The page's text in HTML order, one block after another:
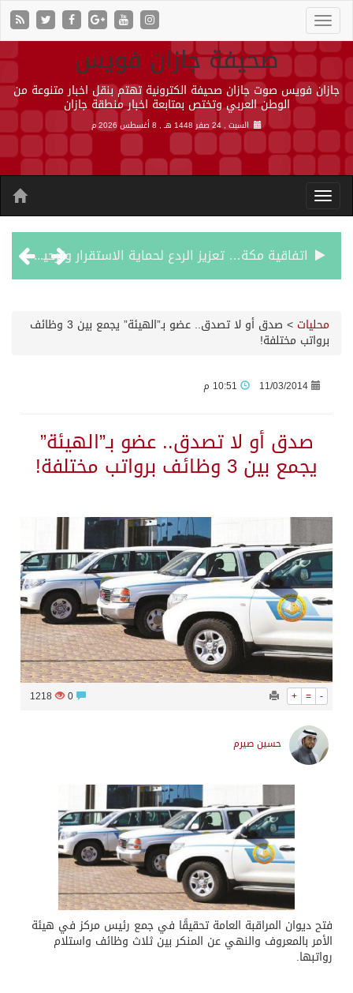
صحيفة جازان فويس
جازان فويس صوت جازان صحيفة الكترونية تهتم بنقل اخبار متنوعة من
الوطن العربي وتختص بمتابعة اخبار منطقة جازان
السبت , 24 صفر 1448 هـ , 8 أغسطس 2026 م
اتفاقية مكة… تعزيز الردع لحماية الاستقرار وترحيب اقليمي ودولي بها
حالة الطقس المتوقعة اليوم في المملكة
جماعة الحوثي تعلن الحرب و اذرع طهران تخطط باعمال ارهابية واسعة تطال دول الشرق الاوسط
قمة سعودية – تركية – باكستانية في جدة
مقتل شخصين وإصابة 14 إثر انفجار عبوة ناسفة داخل حافلة في ريف دمشق
محليات > صدق أو لا تصدق.. عضو بـ”الهيئة” يجمع بين 3 وظائف
برواتب مختلفة!
11/03/2014
صدق أو لا تصدق.. عضو بـ”الهيئة”
يجمع بين 3 وظائف برواتب مختلفة!
+ = -
1218
حسين صيرم
فتح ديوان المراقبة العامة تحقيقًا في جمع رئيس مركز في هيئة
الأمر بالمعروف والنهي عن المنكر بين ثلاث وظائف واستلام
رواتبها.